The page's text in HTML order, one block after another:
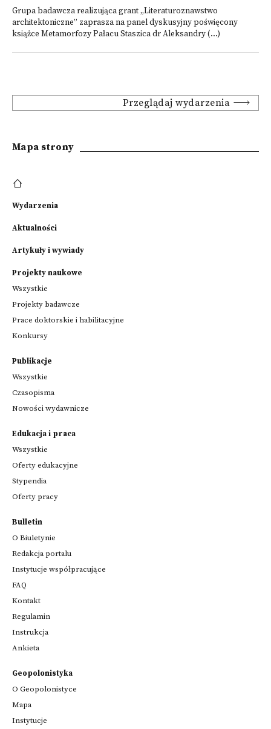
Grupa badawcza realizująca grant „Literaturoznawstwo
architektoniczne” zaprasza na panel dyskusyjny poświęcony
książce Metamorfozy Pałacu Staszica dr Aleksandry (...)
Przeglądaj wydarzenia
Mapa strony
Wydarzenia
Aktualności
Artykuły i wywiady
Projekty naukowe
Wszystkie
Projekty badawcze
Prace doktorskie i habilitacyjne
Konkursy
Publikacje
Wszystkie
Czasopisma
Nowości wydawnicze
Edukacja i praca
Wszystkie
Oferty edukacyjne
Stypendia
Oferty pracy
Bulletin
O Biuletynie
Redakcja portalu
Instytucje współpracujące
FAQ
Kontakt
Regulamin
Instrukcja
Ankieta
Geopolonistyka
O Geopolonistyce
Mapa
Instytucje